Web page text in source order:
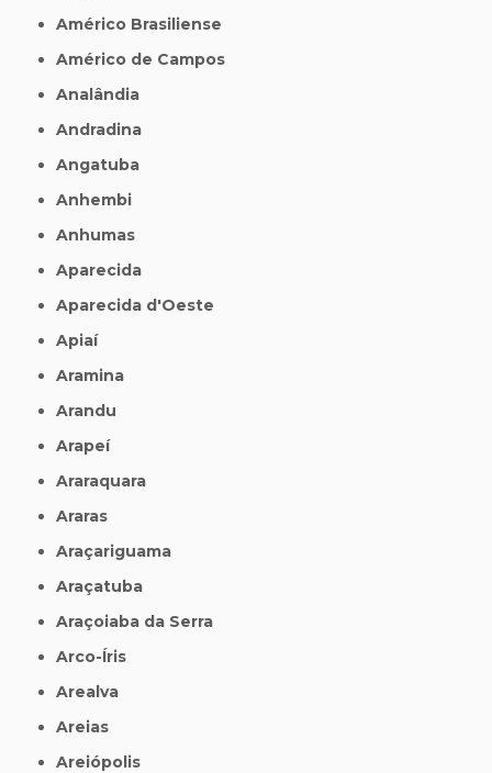
Américo Brasiliense
Américo de Campos
Analândia
Andradina
Angatuba
Anhembi
Anhumas
Aparecida
Aparecida d'Oeste
Apiaí
Aramina
Arandu
Arapeí
Araraquara
Araras
Araçariguama
Araçatuba
Araçoiaba da Serra
Arco-Íris
Arealva
Areias
Areiópolis